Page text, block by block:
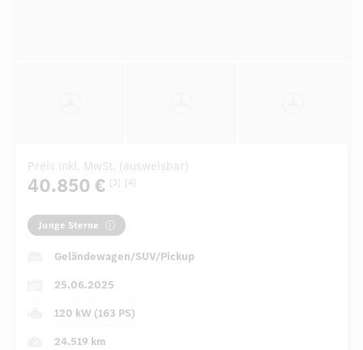
Preis inkl. MwSt. (ausweisbar)
40.850 € [3] [4]
Junge Sterne
Geländewagen/SUV/Pickup
25.06.2025
120 kW (163 PS)
24.519 km